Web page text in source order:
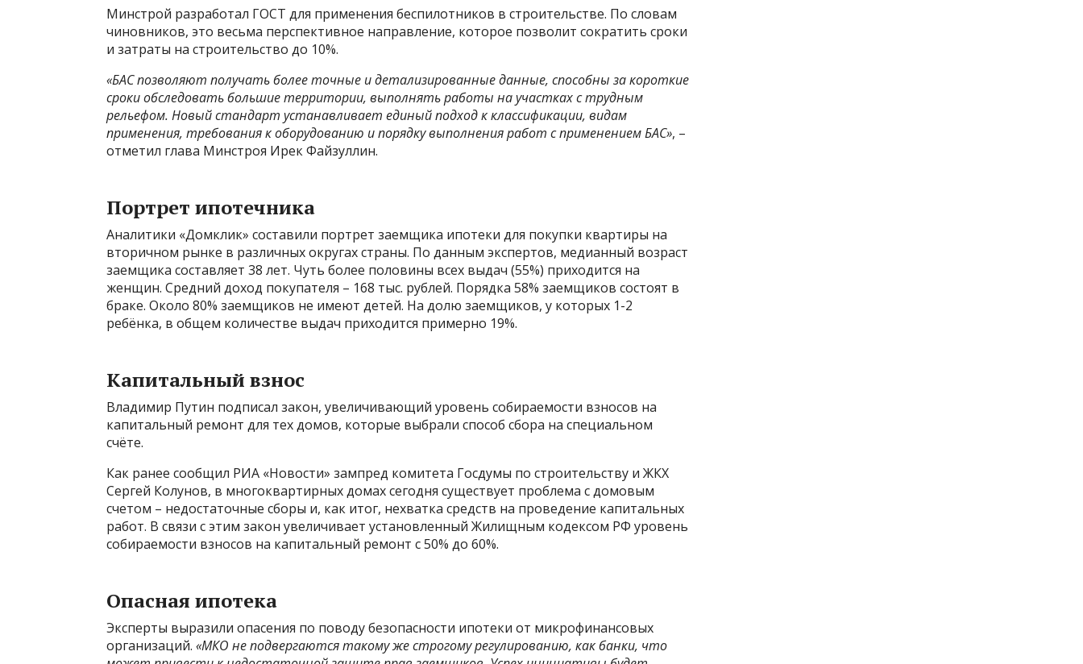
Минстрой разработал ГОСТ для применения беспилотников в строительстве. По словам
чиновников, это весьма перспективное направление, которое позволит сократить сроки
и затраты на строительство до 10%.
«БАС позволяют получать более точные и детализированные данные, способны за короткие
сроки обследовать большие территории, выполнять работы на участках с трудным
рельефом. Новый стандарт устанавливает единый подход к классификации, видам
применения, требования к оборудованию и порядку выполнения работ с применением БАС», –
отметил глава Минстроя Ирек Файзуллин.
Портрет ипотечника
Аналитики «Домклик» составили портрет заемщика ипотеки для покупки квартиры на
вторичном рынке в различных округах страны. По данным экспертов, медианный возраст
заемщика составляет 38 лет. Чуть более половины всех выдач (55%) приходится на
женщин. Средний доход покупателя – 168 тыс. рублей. Порядка 58% заемщиков состоят в
браке. Около 80% заемщиков не имеют детей. На долю заемщиков, у которых 1-2
ребёнка, в общем количестве выдач приходится примерно 19%.
Капитальный взнос
Владимир Путин подписал закон, увеличивающий уровень собираемости взносов на
капитальный ремонт для тех домов, которые выбрали способ сбора на специальном
счёте.
Как ранее сообщил РИА «Новости» зампред комитета Госдумы по строительству и ЖКХ
Сергей Колунов, в многоквартирных домах сегодня существует проблема с домовым
счетом – недостаточные сборы и, как итог, нехватка средств на проведение капитальных
работ. В связи с этим закон увеличивает установленный Жилищным кодексом РФ уровень
собираемости взносов на капитальный ремонт с 50% до 60%.
Опасная ипотека
Эксперты выразили опасения по поводу безопасности ипотеки от микрофинансовых
организаций. «МКО не подвергаются такому же строгому регулированию, как банки, что